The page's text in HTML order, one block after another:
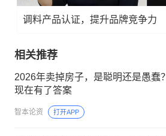
调料产品认证，提升品牌竞争力
相关推荐
2026年卖掉房子，是聪明还是愚蠢？
现在有了答案
智本论资 打开APP